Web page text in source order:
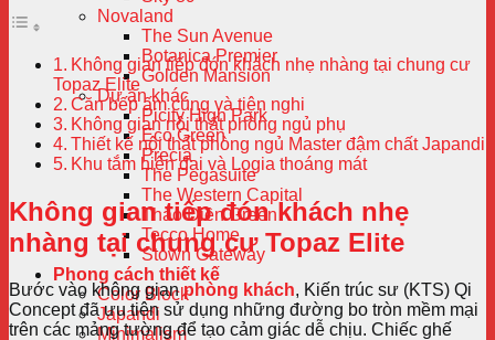
Novaland
The Sun Avenue
Botanica Premier
Golden Mansion
Dự án khác
Picity High Park
Eco Green
Precia
The Pegasuite
The Western Capital
Thảo Điền Green
Tecco Home
Stown Gateway
Phong cách thiết kế
Color Block
Japandi
Minimalism
Không gian tiếp đón khách nhẹ nhàng tại chung cư
Topaz Elite
Căn bếp ấm cúng và tiện nghi
Không gian nội thất phòng ngủ phụ
Thiết kế nội thất phòng ngủ Master đậm chất Japandi
Khu tắm hiện đại và Logia thoáng mát
Không gian tiếp đón khách nhẹ
nhàng tại chung cư Topaz Elite
Bước vào không gianphòng khách, Kiến trúc sư (KTS) Qi
Concept đã ưu tiên sử dụng những đường bo tròn mềm mại
trên các mảng tường để tạo cảm giác dễ chịu. Chiếc ghế